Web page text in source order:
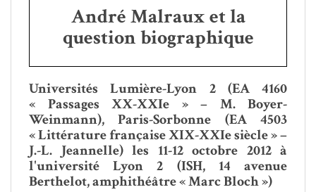
André Malraux et la
question biographique
Universités Lumière-Lyon 2 (EA 4160
« Passages XX-XXIe » – M. Boyer-
Weinmann), Paris-Sorbonne (EA 4503
« Littérature française XIX-XXIe siècle » –
J.-L. Jeannelle) les 11-12 octobre 2012 à
l'université Lyon 2 (ISH, 14 avenue
Berthelot, amphithéâtre « Marc Bloch »)